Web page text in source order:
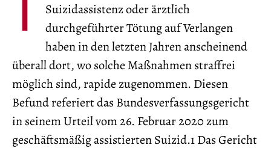
Suizidassistenz oder ärztlich
durchgeführter Tötung auf Verlangen
haben in den letzten Jahren anscheinend
überall dort, wo solche Maßnahmen straffrei
möglich sind, rapide zugenommen. Diesen
Befund referiert das Bundesverfassungsgericht
in seinem Urteil vom 26. Februar 2020 zum
geschäftsmäßig assistierten Suizid.1 Das Gericht